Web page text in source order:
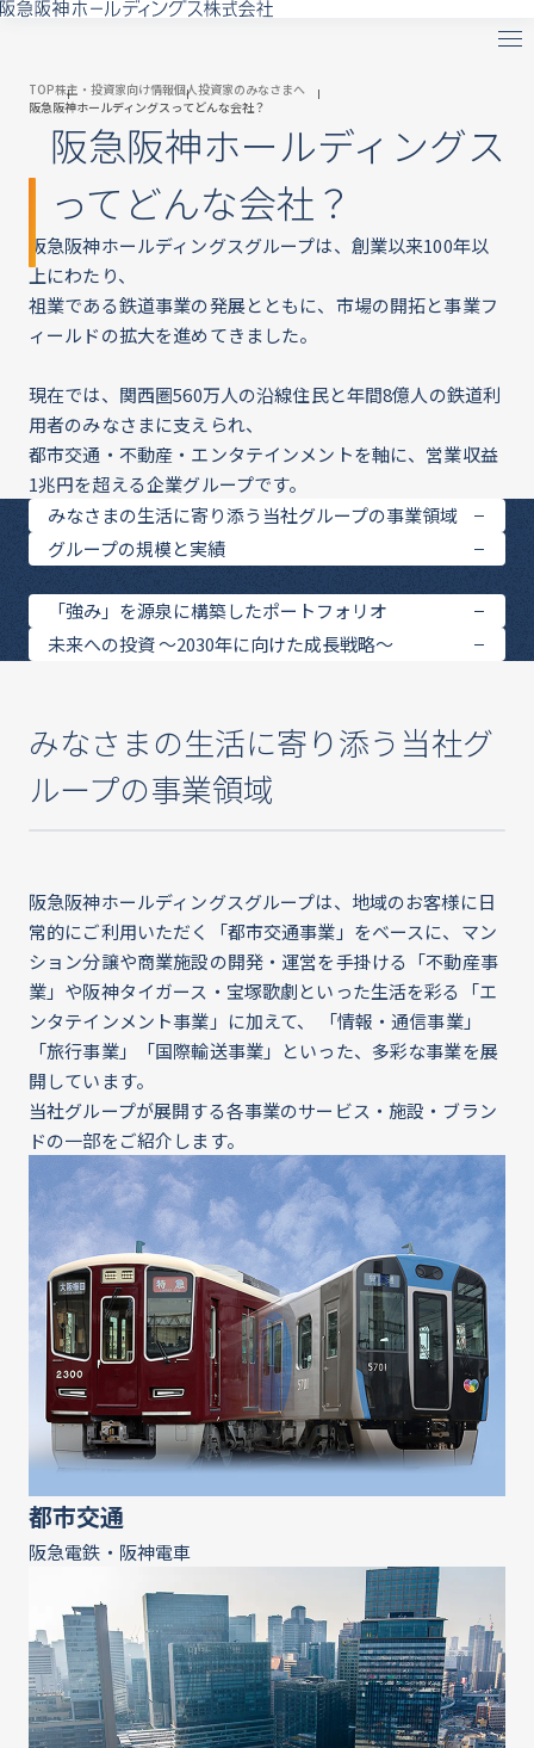
TOP株主・投資家向け情報個人投資家のみなさまへ
阪急阪神ホールディングスってどんな会社？
阪急阪神ホールディングス
ってどんな会社？
阪急阪神ホールディングスグループは、創業以来100年以
上にわたり、
祖業である鉄道事業の発展とともに、市場の開拓と事業フ
ィールドの拡大を進めてきました。
現在では、関西圏560万人の沿線住民と年間8億人の鉄道利
用者のみなさまに支えられ、
都市交通・不動産・エンタテインメントを軸に、営業収益
1兆円を超える企業グループです。
みなさまの生活に寄り添う当社グループの事業領域
グループの規模と実績
「強み」を源泉に構築したポートフォリオ
未来への投資 ～2030年に向けた成長戦略～
みなさまの生活に寄り添う当社グ
ループの事業領域
阪急阪神ホールディングスグループは、地域のお客様に日
常的にご利用いただく「都市交通事業」をベースに、マン
ション分譲や商業施設の開発・運営を手掛ける「不動産事
業」や阪神タイガース・宝塚歌劇といった生活を彩る「エ
ンタテインメント事業」に加えて、 「情報・通信事業」
「旅行事業」「国際輸送事業」といった、多彩な事業を展
開しています。
当社グループが展開する各事業のサービス・施設・ブラン
ドの一部をご紹介します。
都市交通
阪急電鉄・阪神電車